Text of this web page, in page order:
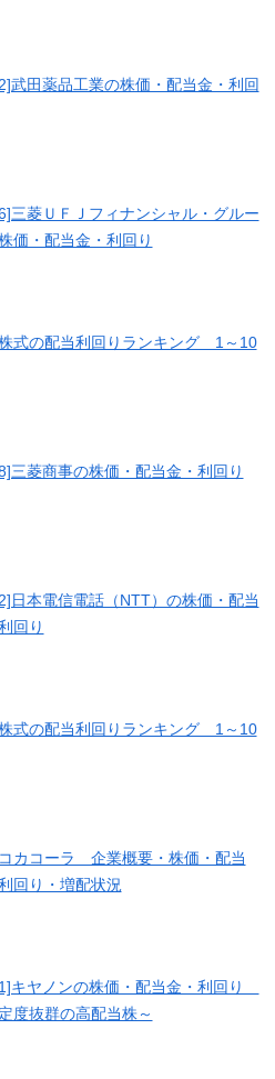
武田薬品工業の株価・配当金・利回
三菱ＵＦＪフィナンシャル・グルー
価・配当金・利回り
式の配当利回りランキング 1～10
三菱商事の株価・配当金・利回り
日本電信電話（NTT）の株価・配当
回り
式の配当利回りランキング 1～10
カコーラ 企業概要・株価・配当
回り・増配状況
キヤノンの株価・配当金・利回り
度抜群の高配当株～